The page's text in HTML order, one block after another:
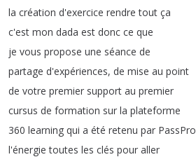
la création d'exercice rendre tout ça
c'est mon dada est donc ce que
je vous propose une séance de
partage d'expériences, de mise au point
de votre premier support au premier
cursus de formation sur la plateforme
360 learning qui a été retenu par PassPro
l'énergie toutes les clés pour aller